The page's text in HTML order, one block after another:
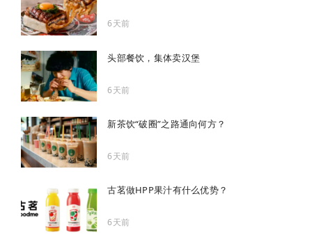
6天前
头部餐饮，集体卖汉堡
6天前
新茶饮“破圈”之路通向何方？
6天前
古茗做HPP果汁有什么优势？
6天前